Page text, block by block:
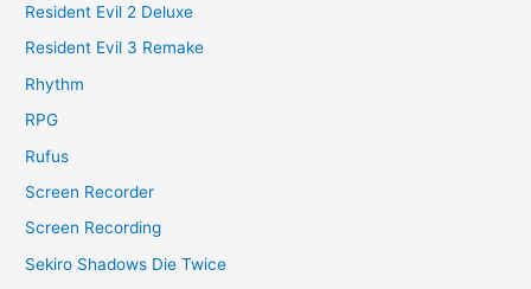
Resident Evil 2 Deluxe
Resident Evil 3 Remake
Rhythm
RPG
Rufus
Screen Recorder
Screen Recording
Sekiro Shadows Die Twice